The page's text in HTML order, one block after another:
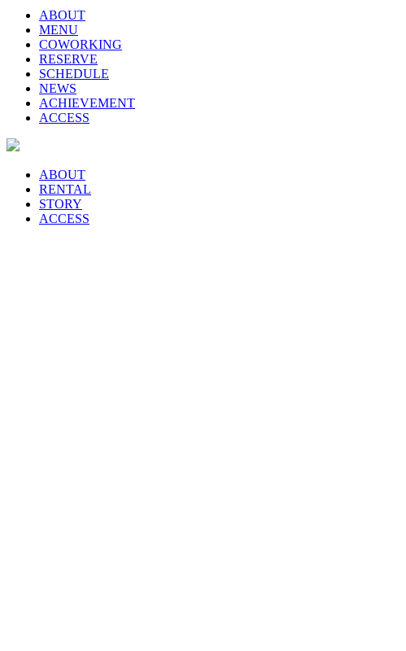
ABOUT
MENU
COWORKING
RESERVE
SCHEDULE
NEWS
ACHIEVEMENT
ACCESS
ABOUT
RENTAL
STORY
ACCESS